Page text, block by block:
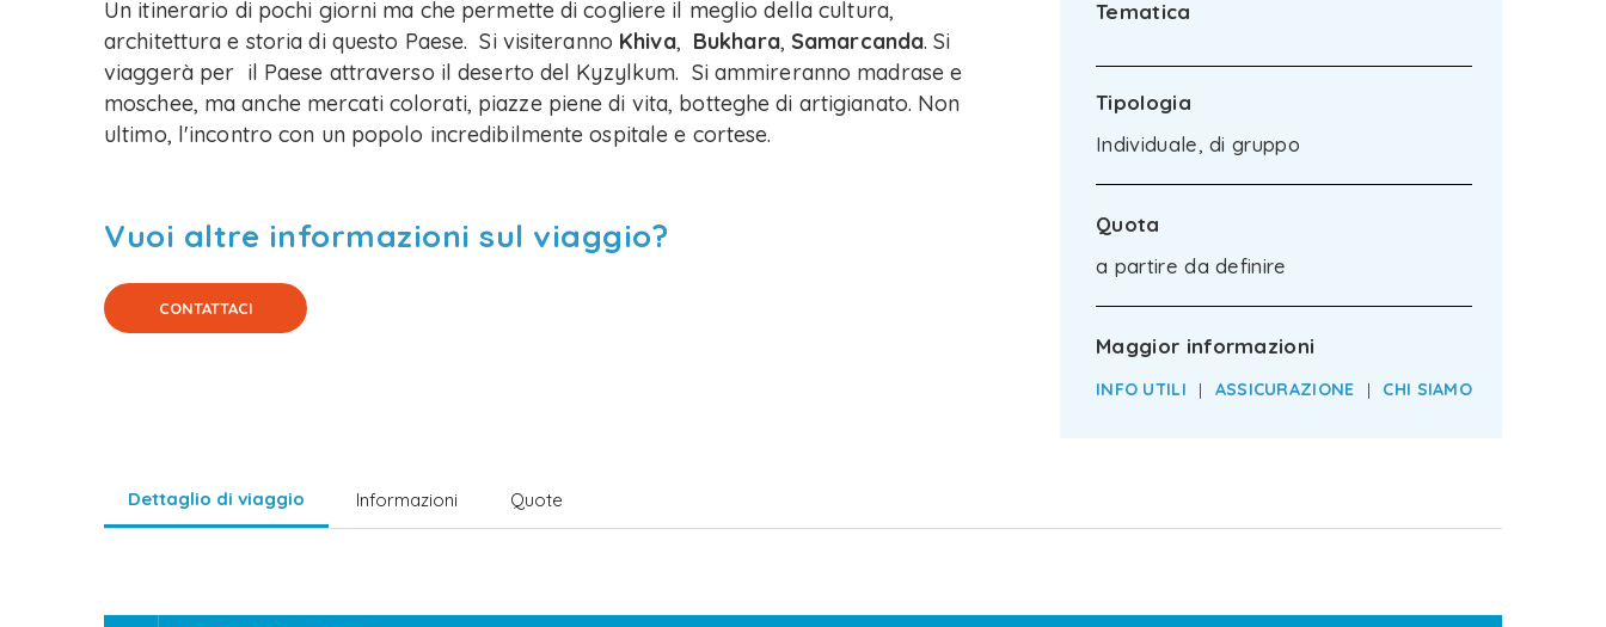
Un itinerario di pochi giorni ma che permette di cogliere il meglio della cultura,
architettura e storia di questo Paese. Si visiteranno Khiva, Bukhara, Samarcanda. Si
viaggerà per il Paese attraverso il deserto del Kyzylkum. Si ammireranno madrase e
moschee, ma anche mercati colorati, piazze piene di vita, botteghe di artigianato. Non
ultimo, l'incontro con un popolo incredibilmente ospitale e cortese.
Vuoi altre informazioni sul viaggio?
CONTATTACI
Tematica
Tipologia
Individuale, di gruppo
Quota
a partire da definire
Maggior informazioni
INFO UTILI | ASSICURAZIONE | CHI SIAMO
Dettaglio di viaggio Informazioni Quote